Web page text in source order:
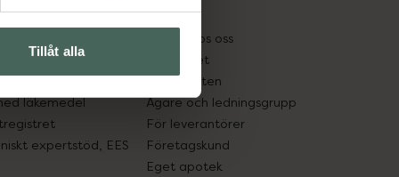
Tillåt alla
in gammal medicin
läkemedel
expertstöd, EES
Pressrum
Jobba hos oss
Hållbarhet
Samarbeten
Ägare och ledningsgrupp
För leverantörer
Företagskund
Eget apotek